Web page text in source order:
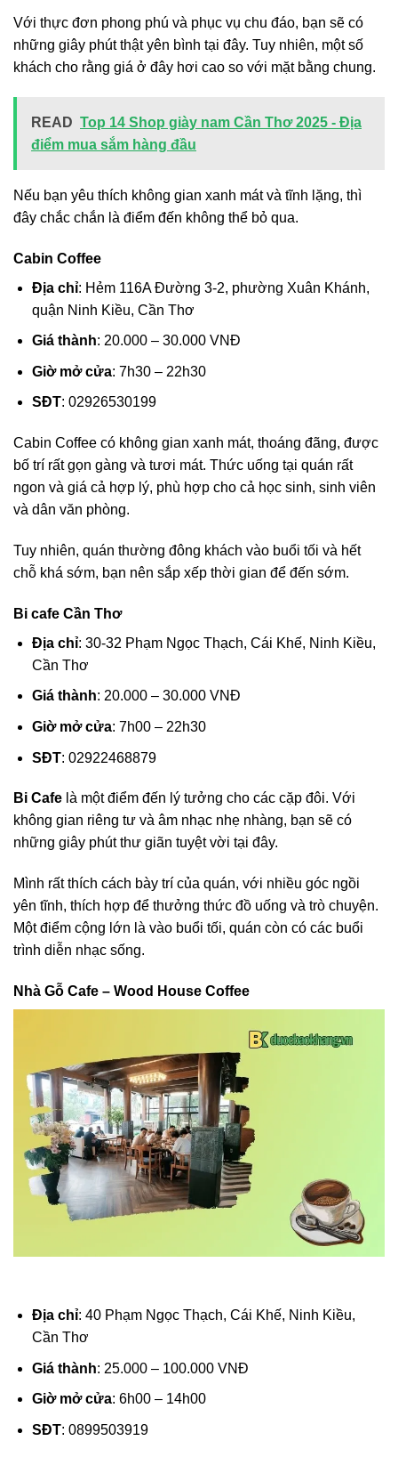
Với thực đơn phong phú và phục vụ chu đáo, bạn sẽ có
những giây phút thật yên bình tại đây. Tuy nhiên, một số
khách cho rằng giá ở đây hơi cao so với mặt bằng chung.
READ Top 14 Shop giày nam Cần Thơ 2025 - Địa
điểm mua sắm hàng đầu
Nếu bạn yêu thích không gian xanh mát và tĩnh lặng, thì
đây chắc chắn là điểm đến không thể bỏ qua.
Cabin Coffee
Địa chỉ: Hẻm 116A Đường 3-2, phường Xuân Khánh,
quận Ninh Kiều, Cần Thơ
Giá thành: 20.000 – 30.000 VNĐ
Giờ mở cửa: 7h30 – 22h30
SĐT: 02926530199
Cabin Coffee có không gian xanh mát, thoáng đãng, được
bố trí rất gọn gàng và tươi mát. Thức uống tại quán rất
ngon và giá cả hợp lý, phù hợp cho cả học sinh, sinh viên
và dân văn phòng.
Tuy nhiên, quán thường đông khách vào buổi tối và hết
chỗ khá sớm, bạn nên sắp xếp thời gian để đến sớm.
Bi cafe Cần Thơ
Địa chỉ: 30-32 Phạm Ngọc Thạch, Cái Khế, Ninh Kiều,
Cần Thơ
Giá thành: 20.000 – 30.000 VNĐ
Giờ mở cửa: 7h00 – 22h30
SĐT: 02922468879
Bi Cafe là một điểm đến lý tưởng cho các cặp đôi. Với
không gian riêng tư và âm nhạc nhẹ nhàng, bạn sẽ có
những giây phút thư giãn tuyệt vời tại đây.
Mình rất thích cách bày trí của quán, với nhiều góc ngồi
yên tĩnh, thích hợp để thưởng thức đồ uống và trò chuyện.
Một điểm cộng lớn là vào buổi tối, quán còn có các buổi
trình diễn nhạc sống.
Nhà Gỗ Cafe – Wood House Coffee
Địa chỉ: 40 Phạm Ngọc Thạch, Cái Khế, Ninh Kiều,
Cần Thơ
Giá thành: 25.000 – 100.000 VNĐ
Giờ mở cửa: 6h00 – 14h00
SĐT: 0899503919